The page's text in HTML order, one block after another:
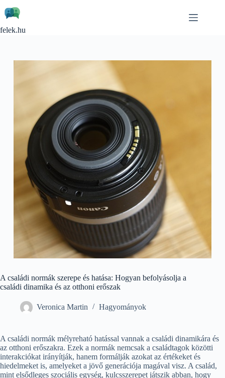
to
content
felek.hu
A családi normák szerepe és hatása: Hogyan befolyásolja a
családi dinamika és az otthoni erőszak
Veronica Martin Hagyományok
A családi normák mélyreható hatással vannak a családi dinamikára és
az otthoni erőszakra. Ezek a normák nemcsak a családtagok közötti
interakciókat irányítják, hanem formálják azokat az értékeket és
hiedelmeket is, amelyeket a jövő generációja magával visz. A család,
mint elsődleges szociális egység, kulcsszerepet játszik abban, hogy